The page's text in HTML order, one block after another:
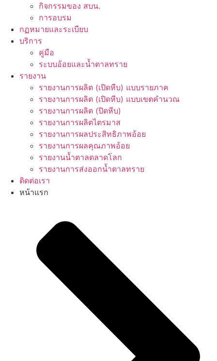
กิจกรรมของ สบน.
การอบรม
กฏหมายและระเบียบ
บริการ
คู่มือ
ระบบอ้อยและน้ำตาลทราย
รายงาน
รายงานการผลิต (เปิดหีบ) แบบรายภาค
รายงานการผลิต (เปิดหีบ) แบบเขตคำนวณ
รายงานการผลิต (ปิดหีบ)
รายงานการผลิตไตรมาส
รายงานการผลประสิทธิภาพอ้อย
รายงานการผลคุณภาพอ้อย
รายงานน้ำตาลตลาดโลก
รายงานการส่งออกน้ำตาลทราย
ติดต่อเรา
หน้าแรก